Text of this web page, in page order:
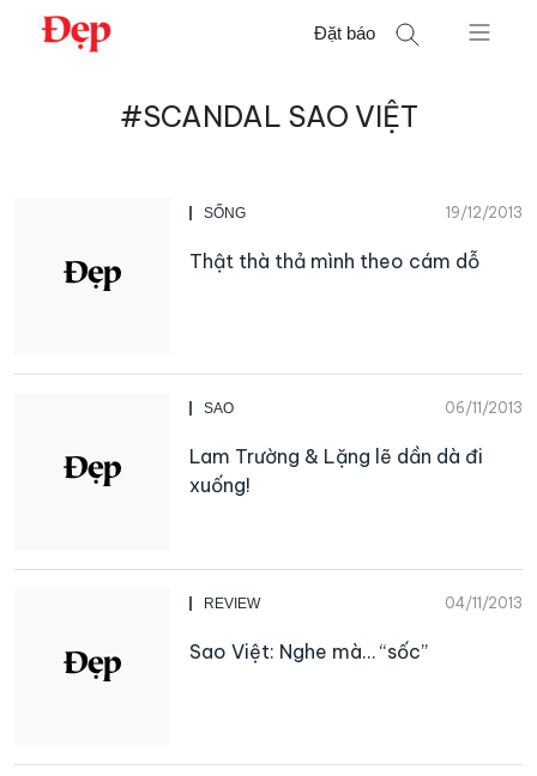
Chuyển
Đặt báo
#SCANDAL SAO VIỆT
SỐNG 19/12/2013
Thật thà thả mình theo cám dỗ
SAO 06/11/2013
Lam Trường & Lặng lẽ dần dà đi
xuống!
REVIEW 04/11/2013
Sao Việt: Nghe mà… “sốc”